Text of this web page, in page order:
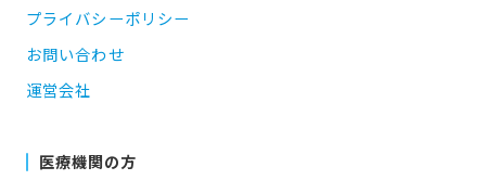
プライバシーポリシー
お問い合わせ
運営会社
医療機関の方